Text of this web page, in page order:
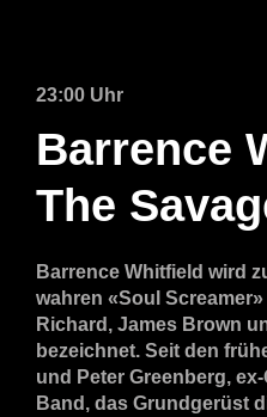
23:00 Uhr
Barrence
The
Barrence Whitfield wird
wahren «Soul
Richard, James Brown
bezeichnet. Seit den
und Peter Greenberg,
Band, das Grundgerüst